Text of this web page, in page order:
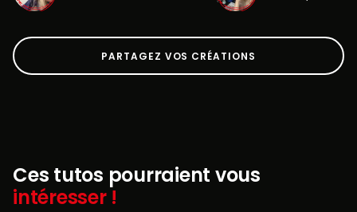
PARTAGEZ VOS CRÉATIONS
Ces tutos pourraient vous
intéresser !